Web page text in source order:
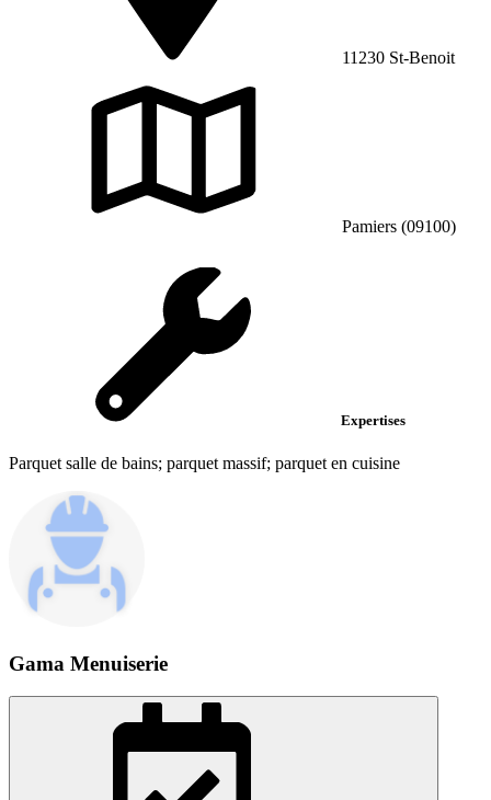
11230 St-Benoit
Pamiers (09100)
Expertises
Parquet salle de bains; parquet massif; parquet en cuisine
Gama Menuiserie